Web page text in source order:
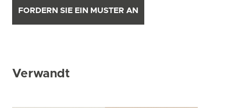
FORDERN SIE EIN MUSTER AN
Verwandt